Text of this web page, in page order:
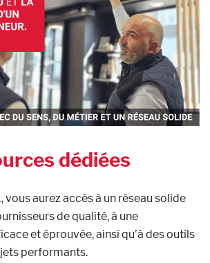
dédiées
vous aurez accès à un réseau solide
de qualité, à une
et éprouvée, ainsi qu’à des outils
performants.